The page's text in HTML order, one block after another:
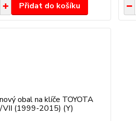
Přidat do košíku